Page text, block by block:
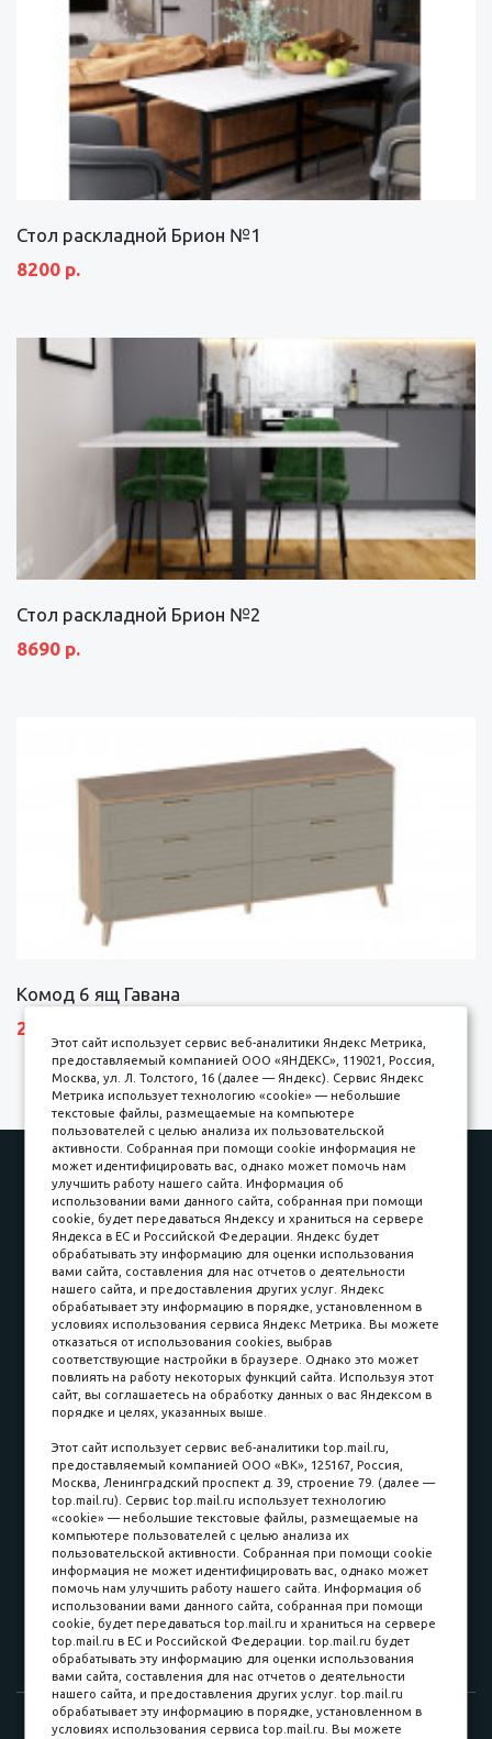
Стол раскладной Брион №1
8200 р.
Стол раскладной Брион №2
8690 р.
Комод 6 ящ Гавана
27690 р.
Наши работы
Оплата
Доставка и сборка
Гарантии
Карьера в компании
Контакты
Принимаем к оплате
Наличные
пл. Соляная, 6, стр. 16
8 (3822) 60-70-30
8 (3822) 50-39-09
8 (3822) 22-77-68
8 (3822) 50-48-50
8 (3822) 65-42-10
© 2015-2026. Компания «Мебельный куб».
Этот сайт использует сервис веб-аналитики Яндекс Метрика,
предоставляемый компанией ООО «ЯНДЕКС», 119021, Россия,
Москва, ул. Л. Толстого, 16 (далее — Яндекс). Сервис Яндекс
Метрика использует технологию «cookie» — небольшие
текстовые файлы, размещаемые на компьютере
пользователей с целью анализа их пользовательской
активности. Собранная при помощи cookie информация не
может идентифицировать вас, однако может помочь нам
улучшить работу нашего сайта. Информация об
использовании вами данного сайта, собранная при помощи
cookie, будет передаваться Яндексу и храниться на сервере
Яндекса в ЕС и Российской Федерации. Яндекс будет
обрабатывать эту информацию для оценки использования
вами сайта, составления для нас отчетов о деятельности
нашего сайта, и предоставления других услуг. Яндекс
обрабатывает эту информацию в порядке, установленном в
условиях использования сервиса Яндекс Метрика. Вы можете
отказаться от использования cookies, выбрав
соответствующие настройки в браузере. Однако это может
повлиять на работу некоторых функций сайта. Используя этот
сайт, вы соглашаетесь на обработку данных о вас Яндексом в
порядке и целях, указанных выше.
Этот сайт использует сервис веб-аналитики top.mail.ru,
предоставляемый компанией ООО «ВК», 125167, Россия,
Москва, Ленинградский проспект д. 39, строение 79. (далее —
top.mail.ru). Сервис top.mail.ru использует технологию
«cookie» — небольшие текстовые файлы, размещаемые на
компьютере пользователей с целью анализа их
пользовательской активности. Собранная при помощи cookie
информация не может идентифицировать вас, однако может
помочь нам улучшить работу нашего сайта. Информация об
использовании вами данного сайта, собранная при помощи
cookie, будет передаваться top.mail.ru и храниться на сервере
top.mail.ru в ЕС и Российской Федерации. top.mail.ru будет
обрабатывать эту информацию для оценки использования
вами сайта, составления для нас отчетов о деятельности
нашего сайта, и предоставления других услуг. top.mail.ru
обрабатывает эту информацию в порядке, установленном в
условиях использования сервиса top.mail.ru. Вы можете